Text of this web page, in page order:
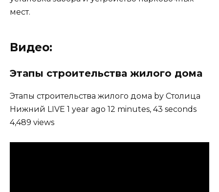
мест.
Видео:
Этапы строительства жилого дома
Этапы строительства жилого дома by Столица
Нижний LIVE 1 year ago 12 minutes, 43 seconds
4,489 views